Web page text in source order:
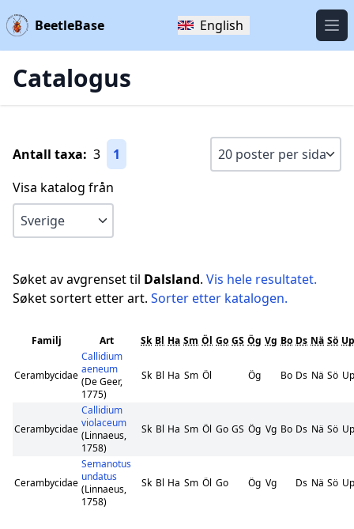
BeetleBase English
Catalogus
Antall taxa: 3
1
Visa katalog från
Søket av avgrenset til Dalsland. Vis hele resultatet.
Søket sortert etter art. Sorter etter katalogen.
Familj Art Sk Bl Ha Sm Öl Go GS Ög Vg Bo Ds Nä Sö Up
Cerambycidae
Callidium
aeneum
(De Geer,
1775)
Sk Bl Ha Sm Öl Ög Bo Ds Nä Sö Up
Cerambycidae
Callidium
violaceum
(Linnaeus,
1758)
Sk Bl Ha Sm Öl Go GS Ög Vg Bo Ds Nä Sö Up
Cerambycidae
Semanotus
undatus
(Linnaeus,
1758)
Sk Bl Ha Sm Öl Go Ög Vg Ds Nä Sö Up